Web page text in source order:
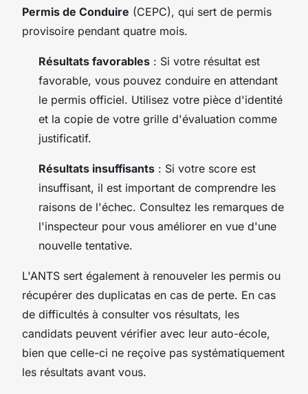
Permis de Conduire (CEPC), qui sert de permis
provisoire pendant quatre mois.
Résultats favorables : Si votre résultat est
favorable, vous pouvez conduire en attendant
le permis officiel. Utilisez votre pièce d'identité
et la copie de votre grille d'évaluation comme
justificatif.
Résultats insuffisants : Si votre score est
insuffisant, il est important de comprendre les
raisons de l'échec. Consultez les remarques de
l'inspecteur pour vous améliorer en vue d'une
nouvelle tentative.
L'ANTS sert également à renouveler les permis ou
récupérer des duplicatas en cas de perte. En cas
de difficultés à consulter vos résultats, les
candidats peuvent vérifier avec leur auto-école,
bien que celle-ci ne reçoive pas systématiquement
les résultats avant vous.